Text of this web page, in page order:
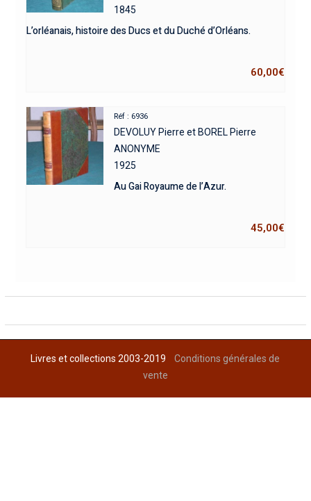
1845
L’orléanais, histoire des Ducs et du Duché d’Orléans.
60,00€
Réf : 6936
DEVOLUY Pierre et BOREL Pierre
ANONYME
1925
Au Gai Royaume de l’Azur.
45,00€
Livres et collections 2003-2019Conditions générales de
vente